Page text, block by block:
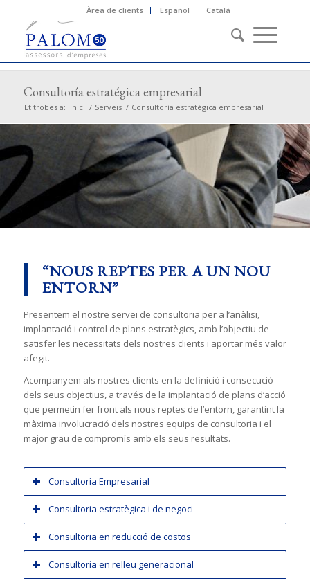
Àrea de clients Español Català
Consultoría estratégica empresarial
Et trobes a: Inici / Serveis / Consultoría estratégica empresarial
“NOUS REPTES PER A UN NOU
ENTORN”
Presentem el nostre servei de consultoria per a l’anàlisi,
implantació i control de plans estratègics, amb l’objectiu de
satisfer les necessitats dels nostres clients i aportar més valor
afegit.
Acompanyem als nostres clients en la definició i consecució
dels seus objectius, a través de la implantació de plans d’acció
que permetin fer front als nous reptes de l’entorn, garantint la
màxima involucració dels nostres equips de consultoria i el
major grau de compromís amb els seus resultats.
Consultoría Empresarial
Consultoria estratègica i de negoci
Consultoria en reducció de costos
Consultoria en relleu generacional